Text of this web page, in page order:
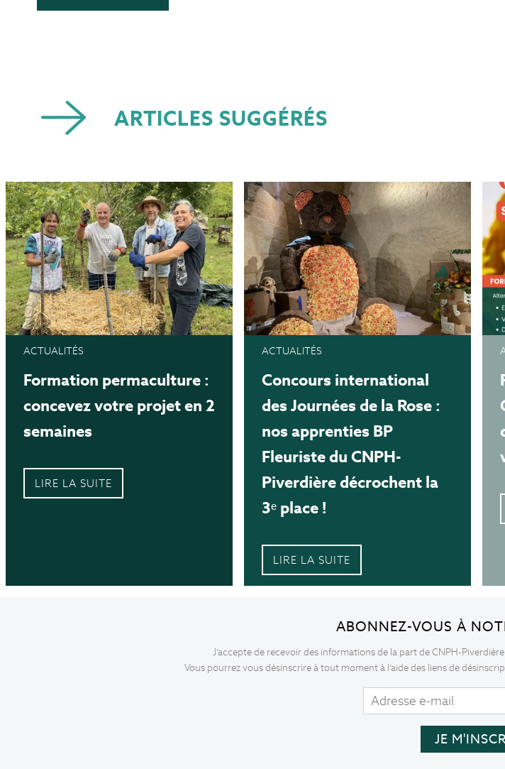
ARTICLES SUGGÉRÉS
ACTUALITÉS
Formation permaculture :
concevez votre projet en 2
semaines
LIRE LA SUITE
ACTUALITÉS
Concours international
des Journées de la Rose :
nos apprenties BP
Fleuriste du CNPH-
Piverdière décrochent la
3ᵉ place !
LIRE LA SUITE
ABONNEZ-VOUS À
J’accepte de recevoir des informations de la part de CNPH-
Vous pourrez vous désinscrire à tout moment à l’aide des liens de